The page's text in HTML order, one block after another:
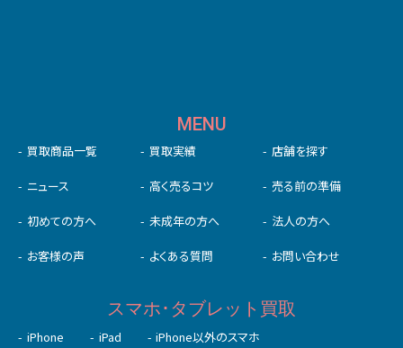
MENU
買取商品一覧 買取実績 店舗を探す
ニュース 高く売るコツ 売る前の準備
初めての⽅へ 未成年の⽅へ 法人の方へ
お客様の声 よくある質問 お問い合わせ
スマホ･タブレット買取
iPhone iPad
iPhone以外のスマホ